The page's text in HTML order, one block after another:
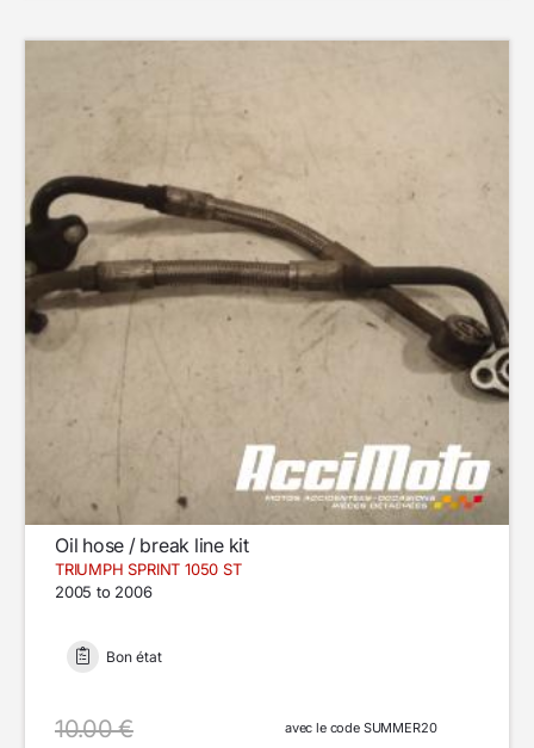
Oil hose / break line kit
TRIUMPH SPRINT 1050 ST
2005 to 2006
Bon état
10.00 €
avec le code SUMMER20